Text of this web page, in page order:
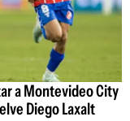
a Montevideo City
Diego Laxalt